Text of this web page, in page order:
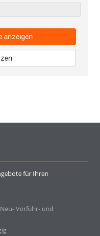
anzeigen
für Ihren
Vorführ- und